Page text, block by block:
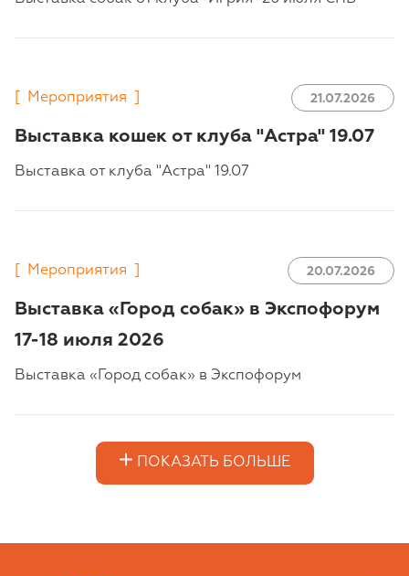
Мероприятия 21.07.2026
Выставка кошек от клуба "Астра" 19.07
Выставка от клуба "Астра" 19.07
Мероприятия 20.07.2026
Выставка «Город собак» в Экспофорум
17-18 июля 2026
Выставка «Город собак» в Экспофорум
ПОКАЗАТЬ БОЛЬШЕ